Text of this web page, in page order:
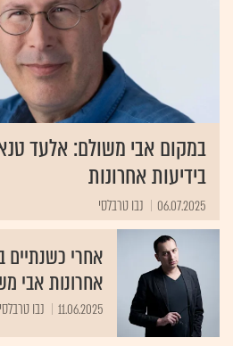
במקום אבי משולם: אלעד
בידיעות אחרונות
06.07.2025 נבו טרבלסי
אחרי כשנתיים
אחרונות אבי
11.06.2025 נבו טרבלסי